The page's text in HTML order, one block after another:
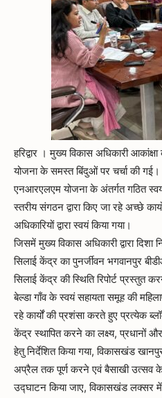
हरिद्वार । मुख्य विकास अधिकारी
योजना के समस्त बिंदुओं पर चर्चा की गई।
एनआरएलएम योजना के अंतर्गत गठित
स्तरीय संगठन द्वारा किए जा रहे अच्छे
अधिकारियों द्वारा स्वयं किया गया।
जिसमें मुख्य विकास अधिकारी द्वारा दिशा
सिलाई केंद्र का पुनर्जीवन भगवानपुर
सिलाई केंद्र की स्थिति रिपोर्ट प्रस्तुत
बेल्डा गाँव के स्वयं सहायता समूह की
रहे कार्यों की प्रशंसा करते हुए प्रत्येक
केंद्र स्थापित करने का लक्ष्य, प्रधानों
हेतु निर्देशित किया गया, विकासखंड
अप्रैल तक पूर्ण करने एवं बैसाखी उत्सव के
उद्घाटन किया जाए, विकासखंड लक्सर